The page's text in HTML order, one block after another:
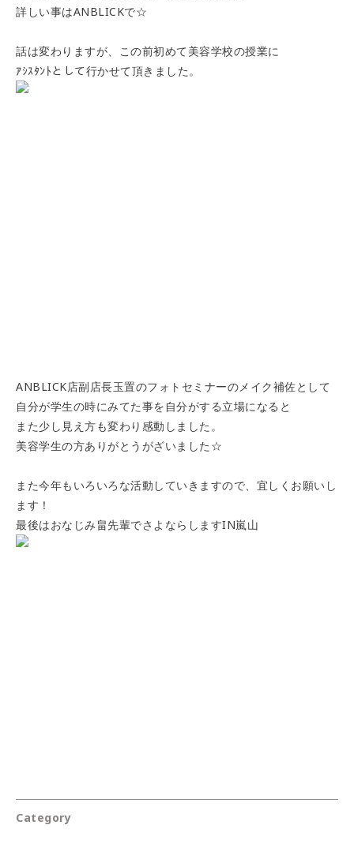
詳しい事はANBLICKで☆
話は変わりますが、この前初めて美容学校の授業に
ｱｼｽﾀﾝﾄとして行かせて頂きました。
ANBLICK店副店長玉置のフォトセミナーのメイク補佐として
自分が学生の時にみてた事を自分がする立場になると
また少し見え方も変わり感動しました。
美容学生の方ありがとうがざいました☆
また今年もいろいろな活動していきますので、宜しくお願いし
ます！
最後はおなじみ畠先輩でさよならしますIN嵐山
Category